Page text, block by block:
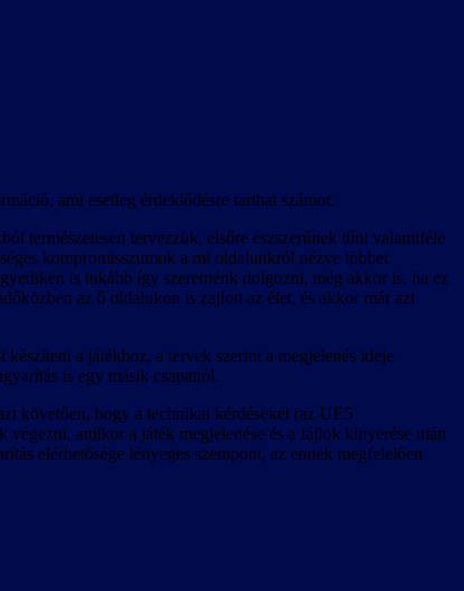
ami esetleg érdeklődésre tarthat számot.
természetesen tervezzük, elsőre észszerűnek tűnt valamiféle
kompromisszumok a mi oldalunkról nézve többet
is inkább így szeretnénk dolgozni, még akkor is, ha ez
az ő oldalukon is zajlott az élet, és akkor már azt
a játékhoz, a tervek szerint a megjelenés ideje
is egy másik csapattól.
követően, hogy a technikai kérdéseket (az UE5
amikor a játék megjelenése és a fájlok kinyerése után
elérhetősége lényeges szempont, az ennek megfelelően